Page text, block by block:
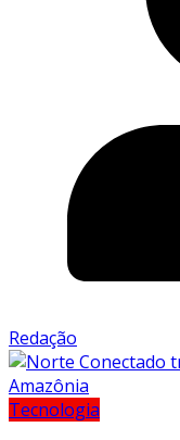
Redação
Tecnologia